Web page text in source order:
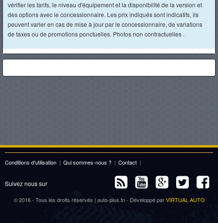
vérifier les tarifs, le niveau d'équipement et la disponibilité de la version et
des options avec le concessionnaire. Les prix indiqués sont indicatifs, ils
peuvent varier en cas de mise à jour par le concessionnaire, de variations
de taxes ou de promotions ponctuelles. Photos non contractuelles .
Conditions d'utilisation | Qui sommes-nous ? | Contact |
Suivez nous sur
© 2016 - Tous les droits réservés | auto-plus.tn - Développé parVIRTUAL AUTO